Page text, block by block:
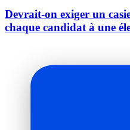
Devrait-on exiger un
chaque candidat à une